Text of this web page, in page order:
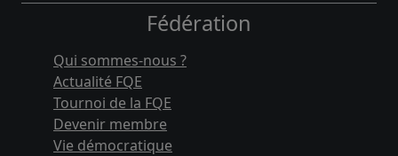
Fédération
Qui sommes-nous ?
Actualité FQE
Tournoi de la FQE
Devenir membre
Vie démocratique